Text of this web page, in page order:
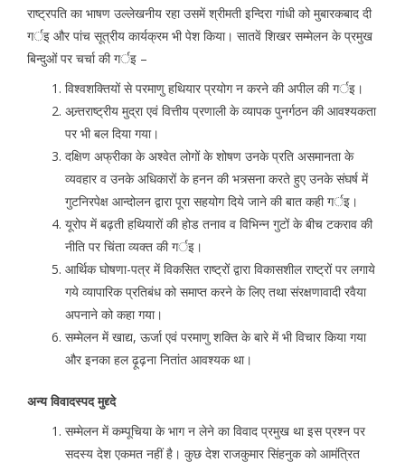
राष्ट्रपति का भाषण उल्लेखनीय रहा उसमें श्रीमती इन्दिरा गांधी को मुबारकबाद दी
गर्इ और पांच सूत्रीय कार्यक्रम भी पेश किया। सातवें शिखर सम्मेलन के प्रमुख
बिन्दुओं पर चर्चा की गर्इ –
विश्वशक्तियों से परमाणु हथियार प्रयोग न करने की अपील की गर्इ।
अन्र्तराष्ट्रीय मुद्रा एवं वित्तीय प्रणाली के व्यापक पुनर्गठन की आवश्यकता
पर भी बल दिया गया।
दक्षिण अफ्रीका के अश्वेत लोगों के शोषण उनके प्रति असमानता के
व्यवहार व उनके अधिकारों के हनन की भत्र्सना करते हुए उनके संघर्ष में
गुटनिरपेक्ष आन्दोलन द्वारा पूरा सहयोग दिये जाने की बात कही गर्इ।
यूरोप में बढ़ती हथियारों की होड तनाव व विभिन्न गुटों के बीच टकराव की
नीति पर चिंता व्यक्त की गर्इ।
आर्थिक घोषणा-पत्र में विकसित राष्ट्रों द्वारा विकासशील राष्ट्रों पर लगाये
गये व्यापारिक प्रतिबंध को समाप्त करने के लिए तथा संरक्षणावादी रवैया
अपनाने को कहा गया।
सम्मेलन में खाद्य, ऊर्जा एवं परमाणु शक्ति के बारे में भी विचार किया गया
और इनका हल ढ़ूढ़ना नितांत आवश्यक था।
अन्य विवादस्पद मुद्द्दे
सम्मेलन में कम्पूचिया के भाग न लेने का विवाद प्रमुख था इस प्रश्न पर
सदस्य देश एकमत नहीं है। कुछ देश राजकुमार सिंहनुक को आमंत्रित